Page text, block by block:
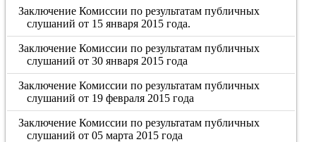
Заключение Комиссии по результатам публичных
слушаний от 15 января 2015 года.
Заключение Комиссии по результатам публичных
слушаний от 30 января 2015 года
Заключение Комиссии по результатам публичных
слушаний от 19 февраля 2015 года
Заключение Комиссии по результатам публичных
слушаний от 05 марта 2015 года